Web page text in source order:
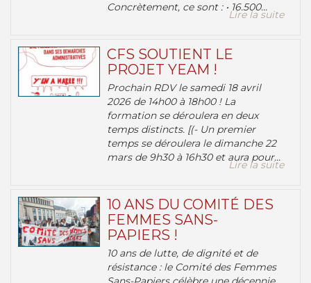
Concrètement, ce sont : • 16.500...
Lire la suite
CFS SOUTIENT LE
PROJET YEAM !
Prochain RDV le samedi 18 avril
2026 de 14h00 à 18h00 ! La
formation se déroulera en deux
temps distincts. [(- Un premier
temps se déroulera le dimanche 22
mars de 9h30 à 16h30 et aura pour...
Lire la suite
10 ANS DU COMITÉ DES
FEMMES SANS-
PAPIERS !
10 ans de lutte, de dignité et de
résistance : le Comité des Femmes